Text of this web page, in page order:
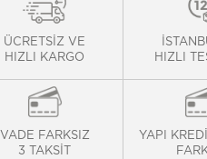
ÜCRETSİZ VE
HIZLI KARGO
HIZLI
VADE FARKSIZ
3 TAKSİT
YAPI